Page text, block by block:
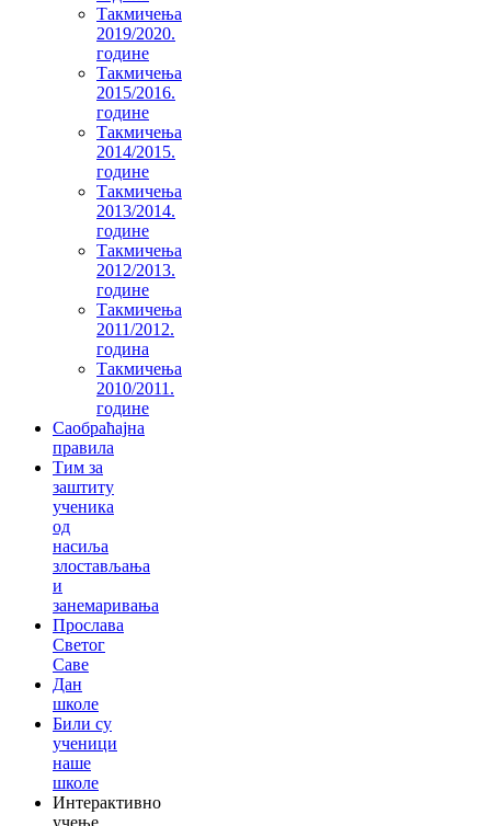
Такмичења
2019/2020.
године
Такмичења
2015/2016.
године
Такмичења
2014/2015.
године
Такмичења
2013/2014.
године
Такмичења
2012/2013.
године
Такмичења
2011/2012.
година
Такмичења
2010/2011.
године
Саобраћајна
правила
Тим за
заштиту
ученика
од
насиља
злостављања
и
занемаривања
Прослава
Светог
Саве
Дан
школе
Били су
ученици
наше
школе
Интерактивно
учење